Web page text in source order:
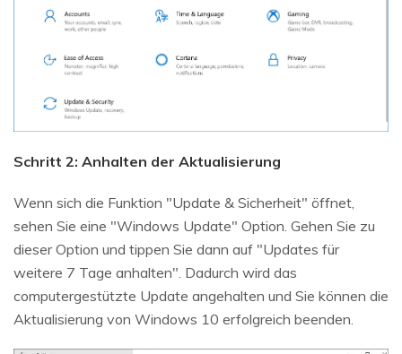
Schritt 2: Anhalten der Aktualisierung
Wenn sich die Funktion "Update & Sicherheit" öffnet,
sehen Sie eine "Windows Update" Option. Gehen Sie zu
dieser Option und tippen Sie dann auf "Updates für
weitere 7 Tage anhalten". Dadurch wird das
computergestützte Update angehalten und Sie können die
Aktualisierung von Windows 10 erfolgreich beenden.